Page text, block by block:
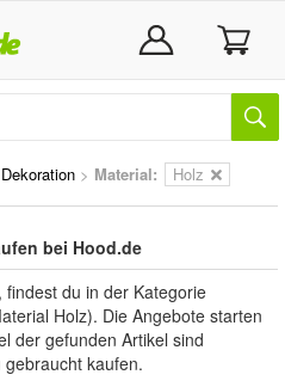
Dekoration > Material: Holz
bei Hood.de
du in der Kategorie
Holz). Die Angebote starten
der gefunden Artikel sind
kaufen.